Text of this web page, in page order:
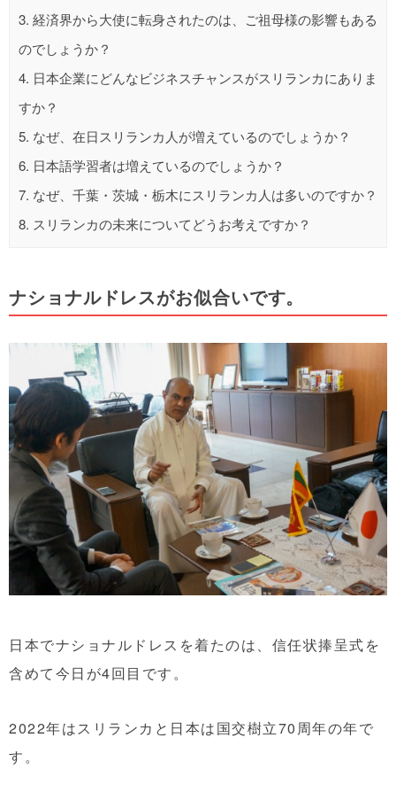
3. 経済界から大使に転身されたのは、ご祖母様の影響もある
のでしょうか？
4. 日本企業にどんなビジネスチャンスがスリランカにありま
すか？
5. なぜ、在日スリランカ人が増えているのでしょうか？
6. 日本語学習者は増えているのでしょうか？
7. なぜ、千葉・茨城・栃木にスリランカ人は多いのですか？
8. スリランカの未来についてどうお考えですか？
ナショナルドレスがお似合いです。
日本でナショナルドレスを着たのは、信任状捧呈式を
含めて今日が4回目です。
2022年はスリランカと日本は国交樹立70周年の年で
す。